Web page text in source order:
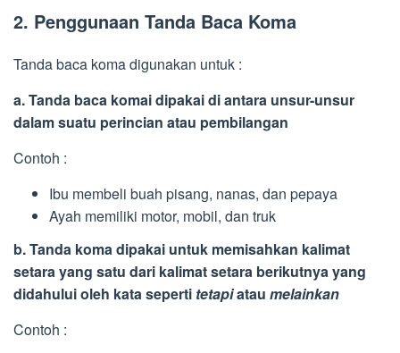
2. Penggunaan Tanda Baca Koma
Tanda baca koma digunakan untuk :
a. Tanda baca komai dipakai di antara unsur-unsur
dalam suatu perincian atau pembilangan
Contoh :
Ibu membeli buah pisang, nanas, dan pepaya
Ayah memiliki motor, mobil, dan truk
b. Tanda koma dipakai untuk memisahkan kalimat
setara yang satu dari kalimat setara berikutnya yang
didahului oleh kata seperti tetapiatau melainkan
Contoh :